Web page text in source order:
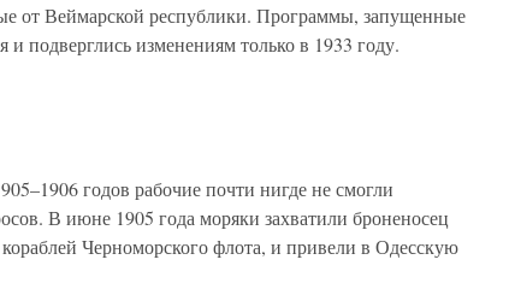
от Веймарской республики. Программы, запущенные
подверглись изменениям только в 1933 году.
годов рабочие почти нигде не смогли
В июне 1905 года моряки захватили броненосец
Черноморского флота, и привели в Одесскую